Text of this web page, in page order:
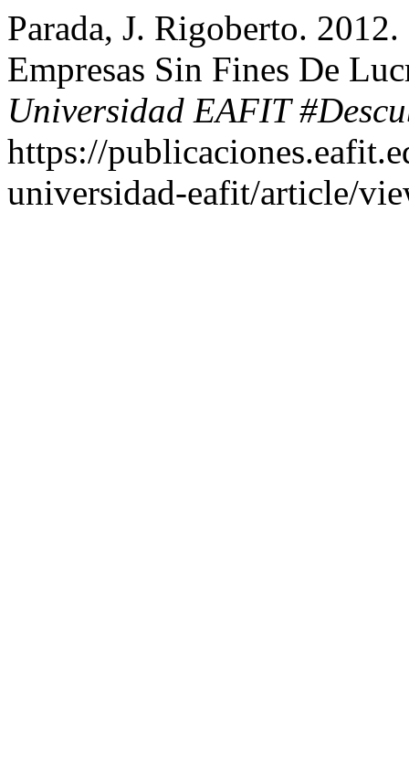
Parada, J. Rigoberto.
Empresas Sin Fines De
Universidad EAFIT
https://
universidad-eafit/article/